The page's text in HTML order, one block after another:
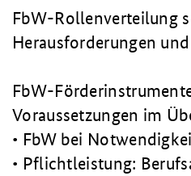
FbW-Rollenverteilung
Herausforderungen
FbW-
Voraussetzungen im
• FbW bei
• Pflichtleistung: